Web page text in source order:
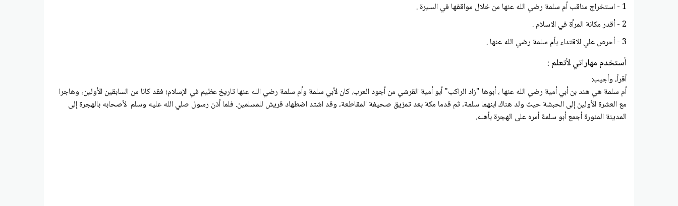
1 - استخراج مناقب أم سلمة رضي الله عنها من خلال مواقفها في السيرة .
2 - أقدر مكانة المرأة في الاسلام .
3 - أحرص علي الاقتداء بأم سلمة رضي الله عنها .
أستخدم مهاراتي لأتعلم :
أقرأ، وأجيب:
أم سلمة هي هند بن أبي أمية رضي الله عنها ، أبوها "زاد الراكب" أبو أمية القرشي من أجود العرب. كان لأبي سلمة وأم سلمة رضي الله عنها تاريخ عظيم في الإسلام؛ فقد كانا من السابقين الأولين، وهاجرا
مع العشرة الأولين إلى الحبشة حيث ولد هناك ابنهما سلمة، ثم قدما مكة بعد تمزيق صحيفة المقاطعة، وقد اشتد اضطهاد قریش للمسلمين. فلما أذن رسول صلي الله عليه وسلم لأصحابه بالهجرة إلى
المدينة المنورة أجمع أبو سلمة أمره على الهجرة بأهله.